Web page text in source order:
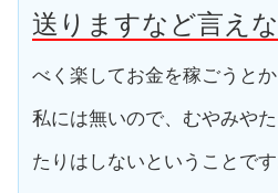
送りますなど言えな
べく楽してお金を稼ごうと
私には無いので、むやみや
たりはしないということで